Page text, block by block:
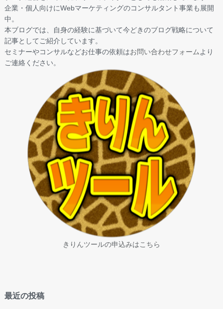
企業・個人向けにWebマーケティングのコンサルタント事業も展開
中。
本ブログでは、自身の経験に基づいて今どきのブログ戦略について
記事としてご紹介しています。
セミナーやコンサルなどお仕事の依頼はお問い合わせフォーム より
ご連絡ください。
きりんツールの申込みはこちら
最近の投稿